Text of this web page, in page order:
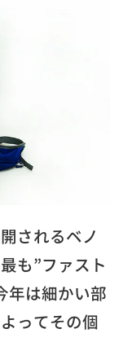
されるベノ
も”ファスト
年は細かい部
ってその個